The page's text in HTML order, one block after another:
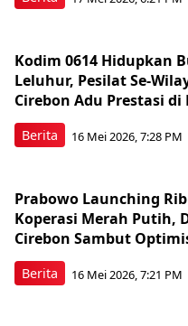
Berita
Kodim 0614 Hidupkan
Leluhur, Pesilat Se-
Cirebon Adu Prestasi di
16 Mei 2026, 7:28 PM
Berita
Prabowo Launching
Koperasi Merah Putih,
Cirebon Sambut
16 Mei 2026, 7:21 PM